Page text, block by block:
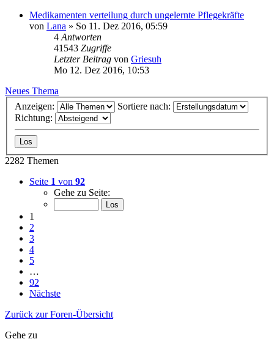
Medikamenten verteilung durch ungelernte Pflegekräfte
von Lana » So 11. Dez 2016, 05:59
4 Antworten
41543 Zugriffe
Letzter Beitrag von Griesuh
Mo 12. Dez 2016, 10:53
Neues Thema
Anzeigen:
Sortiere nach:
Richtung:
2282 Themen
Seite 1 von 92
Gehe zu Seite:
1
2
3
4
5
…
92
Nächste
Zurück zur Foren-Übersicht
Gehe zu